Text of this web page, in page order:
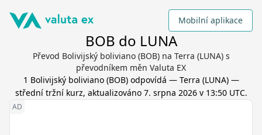
Mobilní aplikace
BOB do LUNA
Převod Bolivijský boliviano (BOB) na Terra (LUNA) s
převodníkem měn Valuta EX
1 Bolivijský boliviano(BOB) odpovídá — Terra (LUNA) —
střední tržní kurz, aktualizováno 7. srpna 2026 v 13:50 UTC.